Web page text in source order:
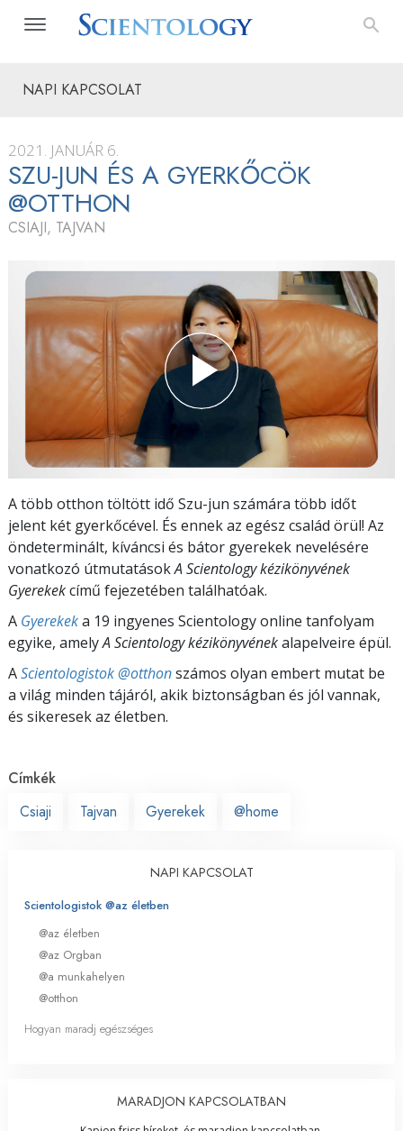
NAPI KAPCSOLAT
2021. JANUÁR 6.
SZU-JUN ÉS A GYERKŐCÖK
@OTTHON
CSIAJI, TAJVAN
A több otthon töltött idő Szu-jun számára több időt
jelent két gyerkőcével. És ennek az egész család örül! Az
öndeterminált, kíváncsi és bátor gyerekek nevelésére
vonatkozó útmutatásokA Scientology kézikönyvének
Gyerekekcímű fejezetében találhatóak.
A Gyerekeka 19 ingyenes Scientology online tanfolyam
egyike, amelyA Scientology kézikönyvénekalapelveire épül.
AScientologistok @otthonszámos olyan embert mutat be
a világ minden tájáról, akik biztonságban és jól vannak,
és sikeresek az életben.
Címkék
Csiaji
Tajvan Gyerekek @home
NAPI KAPCSOLAT
Scientologistok @az életben
@az életben
@az Orgban
@a munkahelyen
@otthon
Hogyan maradj egészséges
MARADJON KAPCSOLATBAN